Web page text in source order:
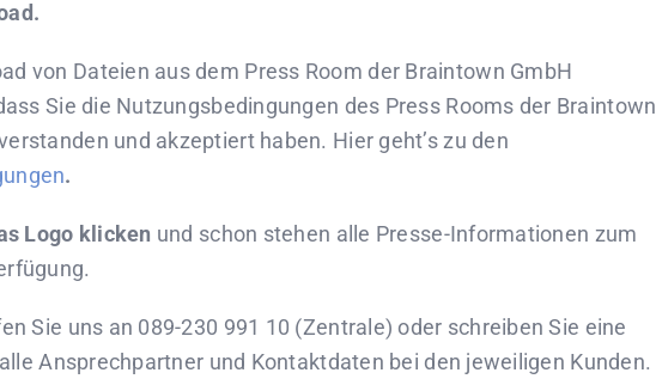
von Dateien aus dem Press Room der Braintown GmbH
Sie die Nutzungsbedingungen des Press Rooms der Braintown
und akzeptiert haben. Hier geht’s zu den
.
Logo klicken und schon stehen alle Presse-Informationen zum
Sie uns an 089-230 991 10 (Zentrale) oder schreiben Sie eine
Ansprechpartner und Kontaktdaten bei den jeweiligen Kunden.